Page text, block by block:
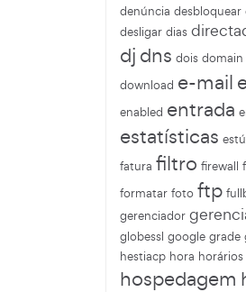
denúncia desbloquear
desligar dias
dj dns dois domain
download e-mail
enabled entrada
estatísticas
fatura filtro firewall
formatar foto ftp
gerenciador
globessl google grade
hestiacp hora horários
hospedagem